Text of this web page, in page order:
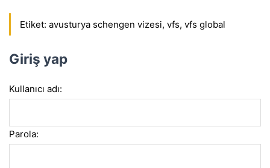
Etiket: avusturya schengen vizesi, vfs, vfs global
Giriş yap
Kullanıcı adı:
Parola: